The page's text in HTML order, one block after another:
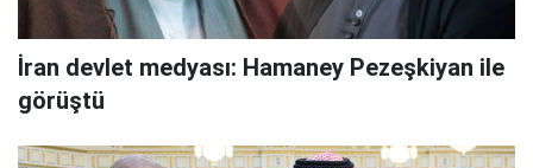
İran devlet medyası: Hamaney Pezeşkiyan ile
görüştü